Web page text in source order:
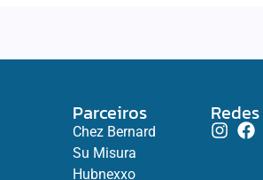
Parceiros
Chez Bernard
Su Misura
Hubnexxo
Redes